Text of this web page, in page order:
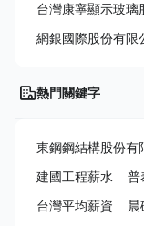
台灣康寧顯示玻璃
網銀國際股份有限
熱門關鍵字
東鋼鋼結構股份有
建國工程薪水
普
台灣平均薪資